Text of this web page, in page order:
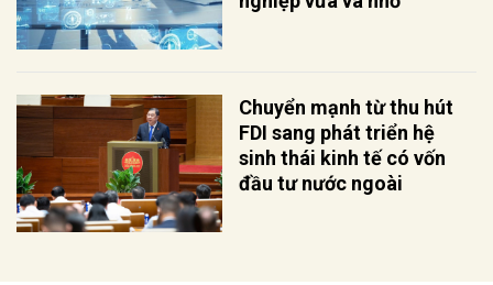
Chuyển mạnh từ thu hút
FDI sang phát triển hệ
sinh thái kinh tế có vốn
đầu tư nước ngoài